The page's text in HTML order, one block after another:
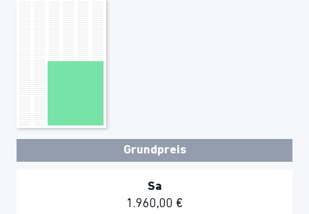
Grundpreis
Sa
1.960,00 €